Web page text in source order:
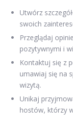
Utwórz
swoich
Przeglądaj
pozytywnymi i
Kontaktuj się z
umawiaj się na
wizytą.
Unikaj
hostów, którzy